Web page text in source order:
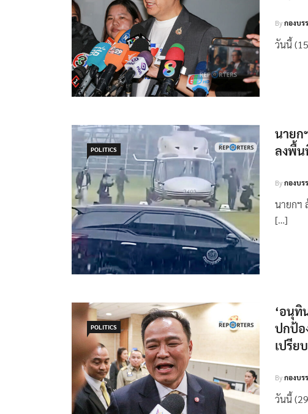
Byกองบร
วันนี้
POLITICS
นายก
ลงพื้น
Byกองบร
นายกฯ
[…]
POLITICS
‘อนุทิ
ปกป้อ
เปรีย
Byกองบร
วันนี้